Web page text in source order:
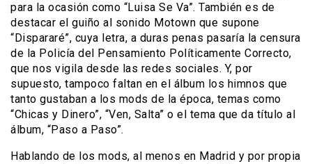
para la ocasión como “Luisa Se Va”. También es de
destacar el guiño al sonido Motown que supone
“Dispararé”, cuya letra, a duras penas pasaría la censura
de la Policía del Pensamiento Políticamente Correcto,
que nos vigila desde las redes sociales. Y, por
supuesto, tampoco faltan en el álbum los himnos que
tanto gustaban a los mods de la época, temas como
“Chicas y Dinero”, “Ven, Salta” o el tema que da título al
álbum, “Paso a Paso”.
Hablando de los mods, al menos en Madrid y por propia